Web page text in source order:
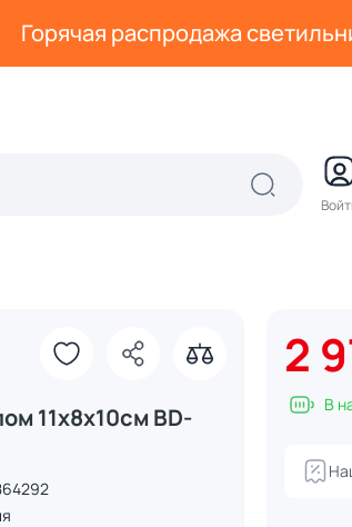
Горячая распродажа
11х8х10см BD-
2
В